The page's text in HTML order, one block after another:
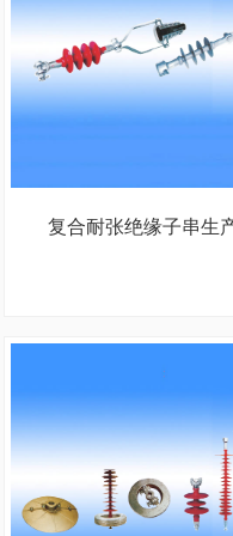
复合耐张绝缘子串生